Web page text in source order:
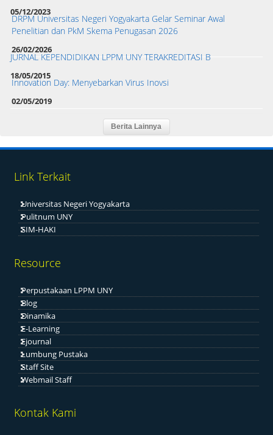
05/12/2023
DRPM Universitas Negeri Yogyakarta Gelar Seminar Awal
Penelitian dan PkM Skema Penugasan 2026
26/02/2026
JURNAL KEPENDIDIKAN LPPM UNY TERAKREDITASI B
18/05/2015
Innovation Day: Menyebarkan Virus Inovsi
02/05/2019
Link Terkait
Universitas Negeri Yogyakarta
Pulitnum UNY
SIM-HAKI
Resource
Perpustakaan LPPM UNY
Blog
Dinamika
E-Learning
Ejournal
Lumbung Pustaka
Staff Site
Webmail Staff
Kontak Kami